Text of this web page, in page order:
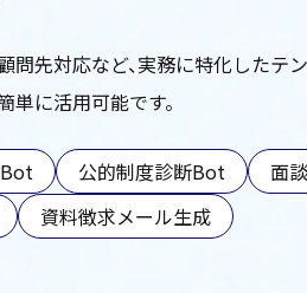
問先対応など、実務に特化したテ
に活用可能です。
公的制度診断Bot
面
資料徴求メール生成